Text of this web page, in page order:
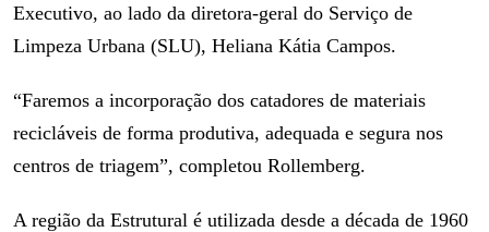
Executivo, ao lado da diretora-geral do Serviço de
Limpeza Urbana (SLU), Heliana Kátia Campos.
“Faremos a incorporação dos catadores de materiais
recicláveis de forma produtiva, adequada e segura nos
centros de triagem”, completou Rollemberg.
A região da Estrutural é utilizada desde a década de 1960